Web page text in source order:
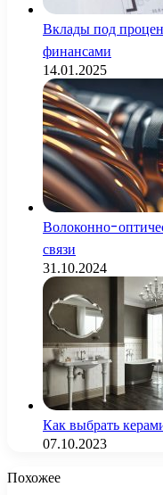
Вклады под
финансами
14.01.2025
Волоконно-
связи
31.10.2024
Как выбрать
07.10.2023
Похожее